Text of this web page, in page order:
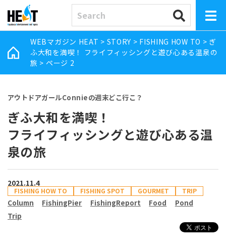
WEBマガジン HEAT > STORY > FISHING HOW TO > ぎ
ふ大和を満喫！ フライフィッシングと遊び心ある温泉の
旅 > ページ 2
アウトドアガールConnieの週末どこ行こ？
ぎふ大和を満喫！
フライフィッシングと遊び心ある温
泉の旅
2021.11.4
FISHING HOW TO FISHING SPOT GOURMET TRIP
Column FishingPier FishingReport Food
Pond
Trip